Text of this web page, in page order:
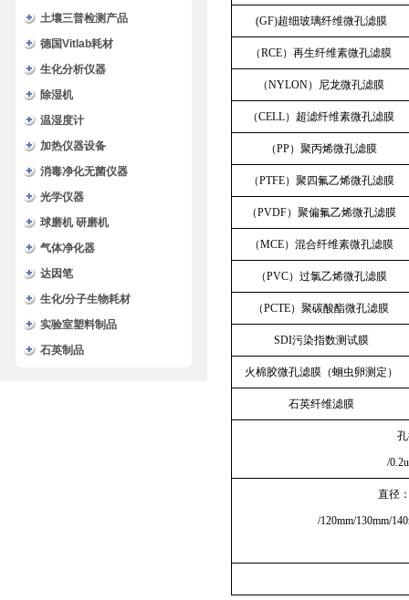
土壤三普检测产品
德国Vitlab耗材
生化分析仪器
除湿机
温湿度计
加热仪器设备
消毒净化无菌仪器
光学仪器
球磨机 研磨机
气体净化器
达因笔
生化/分子生物耗材
实验室塑料制品
石英制品
(GF)超细玻璃纤维微孔滤膜
（RCE）再生纤维素微孔滤膜
（NYLON）尼龙微孔滤膜
（CELL）超滤纤维素微孔滤膜
（PP）聚丙烯微孔滤膜
（PTFE）聚四氟乙烯微孔滤膜
（PVDF）聚偏氟乙烯微孔滤膜
（MCE）混合纤维素微孔滤膜
（PVC）过氯乙烯微孔滤膜
（PCTE）聚碳酸酯微孔滤膜
SDI污染指数测试膜
火棉胶微孔滤膜（蛔虫卵测定）
石英纤维滤膜
孔
/
直径
/120mm/130mm/